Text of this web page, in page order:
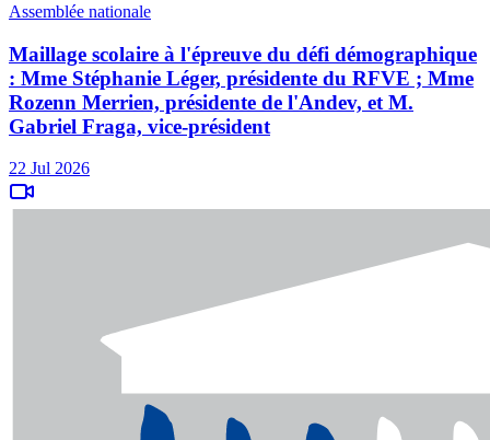
Assemblée nationale
Maillage scolaire à l'épreuve du défi démographique
: Mme Stéphanie Léger, présidente du RFVE ; Mme
Rozenn Merrien, présidente de l'Andev, et M.
Gabriel Fraga, vice-président
22 Jul 2026